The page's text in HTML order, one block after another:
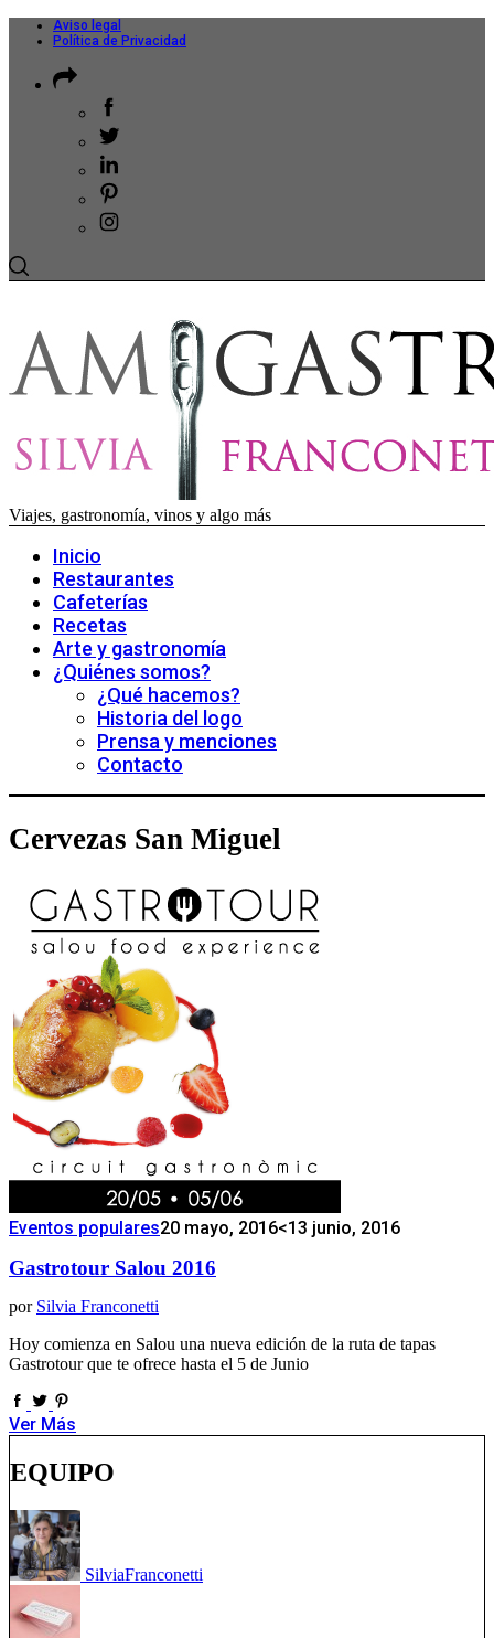
Aviso legal
Política de Privacidad
Viajes, gastronomía, vinos y algo más
Inicio
Restaurantes
Cafeterías
Recetas
Arte y gastronomía
¿Quiénes somos?
¿Qué hacemos?
Historia del logo
Prensa y menciones
Contacto
Cervezas San Miguel
Eventos populares20 mayo, 2016<13 junio, 2016
Gastrotour Salou 2016
por Silvia Franconetti
Hoy comienza en Salou una nueva edición de la ruta de tapas
Gastrotour que te ofrece hasta el 5 de Junio
Ver Más
EQUIPO
SilviaFranconetti